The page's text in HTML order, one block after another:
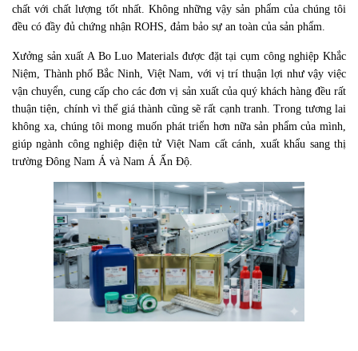
chất với chất lượng tốt nhất. Không những vậy sản phẩm của chúng tôi
đều có đầy đủ chứng nhận ROHS, đảm bảo sự an toàn của sản phẩm.
Xưởng sản xuất A Bo Luo Materials được đặt tại cụm công nghiệp Khắc
Niệm, Thành phố Bắc Ninh, Việt Nam, với vị trí thuận lợi như vậy việc
vận chuyển, cung cấp cho các đơn vị sản xuất của quý khách hàng đều rất
thuận tiện, chính vì thế giá thành cũng sẽ rất cạnh tranh. Trong tương lai
không xa, chúng tôi mong muốn phát triển hơn nữa sản phẩm của mình,
giúp ngành công nghiệp điện tử Việt Nam cất cánh, xuất khẩu sang thị
trường Đông Nam Á và Nam Á Ấn Độ.